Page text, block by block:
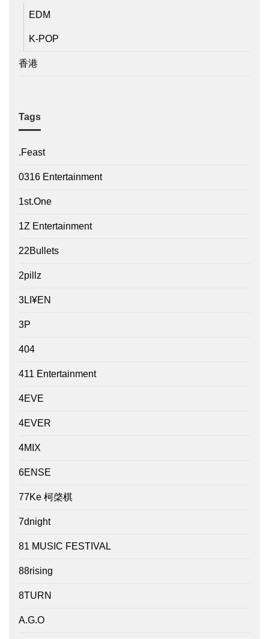
EDM
K-POP
香港
Tags
.Feast
0316 Entertainment
1st.One
1Z Entertainment
22Bullets
2pillz
3LI¥EN
3P
404
411 Entertainment
4EVE
4EVER
4MIX
6ENSE
77Ke 柯棨棋
7dnight
81 MUSIC FESTIVAL
88rising
8TURN
A.G.O